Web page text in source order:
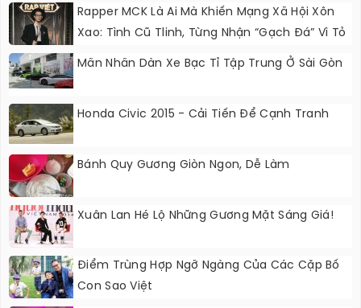
Rapper MCK Là Ai Mà Khiến Mạng Xã Hội Xôn
Xao: Tình Cũ Tlinh, Từng Nhận “gạch Đá” Vì Tỏ
Thái Độ Với Trường Giang
Mãn Nhãn Dàn Xe Bạc Tỉ Tập Trung Ở Sài Gòn
Honda Civic 2015 - Cải Tiến Để Cạnh Tranh
Bánh Quy Gương Giòn Ngon, Dễ Làm
Xuân Lan Hé Lộ Những Gương Mặt Sáng Giá!
Điểm Trùng Hợp Ngỡ Ngàng Của Các Cặp Bố
Con Sao Việt